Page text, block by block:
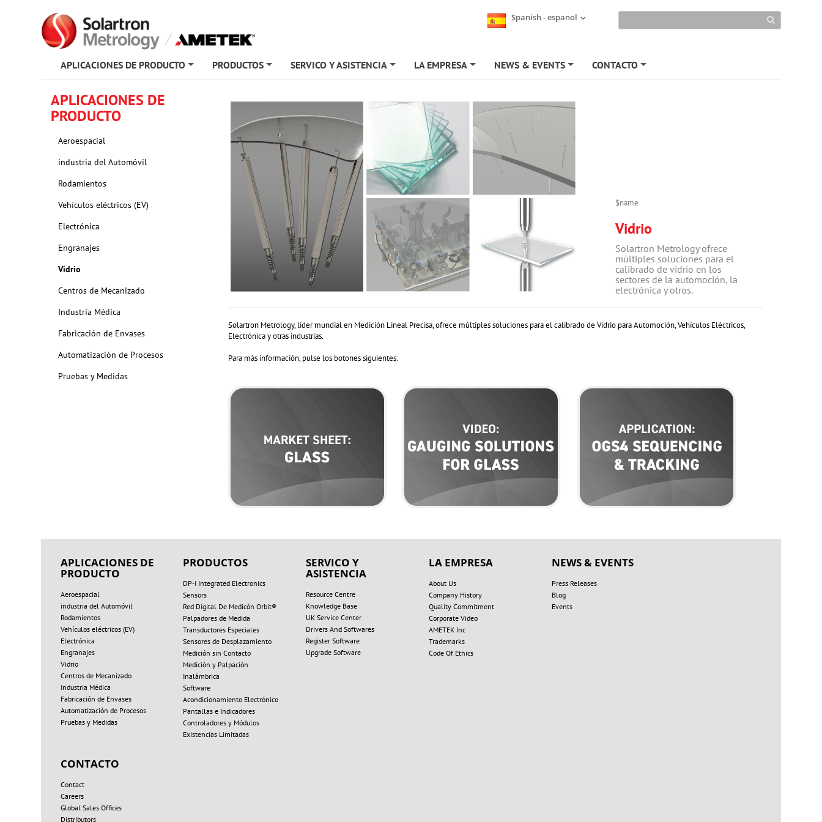
Spanish - espanol
APLICACIONES DE PRODUCTO PRODUCTOS SERVICO Y ASISTENCIA LA EMPRESA NEWS & EVENTS CONTACTO
APLICACIONES DE
PRODUCTO
Aeroespacial
industria del Automóvil
Rodamientos
Vehículos eléctricos (EV)
Electrónica
Engranajes
Vidrio
Centros de Mecanizado
Industria Médica
Fabricación de Envases
Automatización de Procesos
Pruebas y Medidas
$name
Vidrio
Solartron Metrology ofrece
múltiples soluciones para el
calibrado de vidrio en los
sectores de la automoción, la
electrónica y otros.
Solartron Metrology, líder mundial en Medición Lineal Precisa, ofrece múltiples soluciones para el calibrado de Vidrio para Automoción, Vehículos Eléctricos,
Electrónica y otras industrias.
Para más información, pulse los botones siguientes:
APLICACIONES DE
PRODUCTO
Aeroespacial
industria del Automóvil
Rodamientos
Vehículos eléctricos (EV)
Electrónica
Engranajes
Vidrio
Centros de Mecanizado
Industria Médica
Fabricación de Envases
Automatización de Procesos
Pruebas y Medidas
PRODUCTOS
DP-I Integrated Electronics
Sensors
Red Digital De Medicón Orbit®
Palpadores de Medida
Transductores Especiales
Sensores de Desplazamiento
Medición sin Contacto
Medición y Palpación
Inalámbrica
Software
Acondicionamiento Electrónico
Pantallas e Indicadores
Controladores y Módulos
Existencias Limitadas
SERVICO Y
ASISTENCIA
Resource Centre
Knowledge Base
UK Service Center
Drivers And Softwares
Register Software
Upgrade Software
LA EMPRESA
About Us
Company History
Quality Commitment
Corporate Video
AMETEK Inc
Trademarks
Code Of Ethics
NEWS & EVENTS
Press Releases
Blog
Events
CONTACTO
Contact
Careers
Global Sales Offices
Distributors